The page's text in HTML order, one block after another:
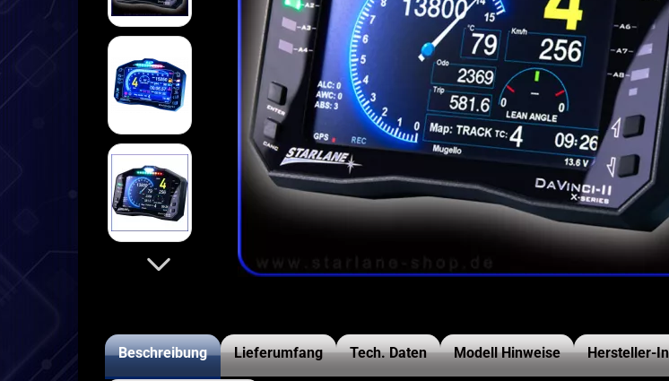
➤ Datenlogger
➤ Halterungen
➤ Sensoren
➤ Service
➤ Deutsche Anleitung
Beschreibung Lieferumfang Tech. Daten Modell Hinweise Hersteller-